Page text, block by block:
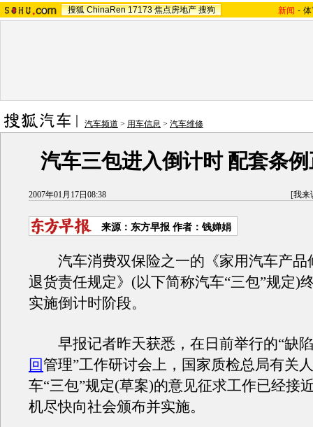
搜狐 ChinaRen 17173 焦点房地产 搜狗 新闻 -
汽车频道 > 用车信息 > 汽车维修
汽车三包进入倒计时 配套条
2007年01月17日08:38 [我来
来源：东方早报 作者：钱婵娟
汽车消费双保险之一的《家用汽车产品
退货责任规定》(以下简称汽车“三包”规定)
实施倒计时阶段。
早报记者昨天获悉，在日前举行的“缺
回 管理”工作研讨会上，国家质检总局有关
车“三包”规定(草案)的意见征求工作已经接
机尽快向社会颁布并实施。